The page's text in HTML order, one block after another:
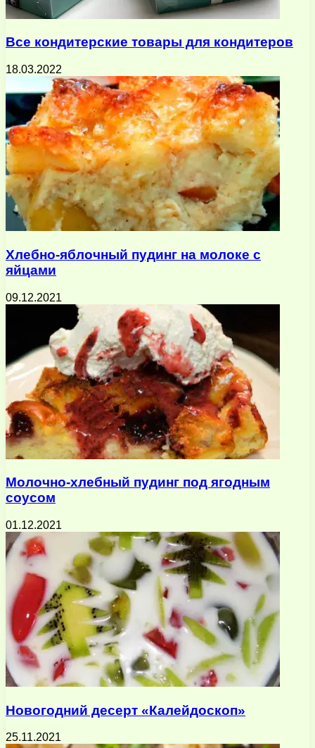
Все кондитерские товары для кондитеров
18.03.2022
Хлебно-яблочный пудинг на молоке с
яйцами
09.12.2021
Молочно-хлебный пудинг под ягодным
соусом
01.12.2021
Новогодний десерт «Калейдоскоп»
25.11.2021